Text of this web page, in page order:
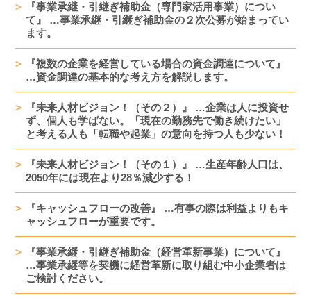
『事業承継・引継ぎ補助金（専門家活用事業）につい
て』 …事業承継・引継ぎ補助金の２次公募が始まってい
ます。
『複数の企業を経営している場合の資金調達について』
…資金調達の基本的な考え方を解説します。
『未来人材ビジョン！（その２）』 …企業は人に投資せ
ず、個人も学ばない。「現在の勤務先で働き続けたい」
と考える人も「転職や起業」の意向を持つ人も少ない！
『未来人材ビジョン！（その１）』 …生産年齢人口は、
2050年には現在より28％減少する！
『キャッシュフローの改善』 …有事の際は利益よりもキ
ャッシュフローが重要です。
『事業承継・引継ぎ補助金（経営革新事業）について』
…事業承継等を契機に経営革新に取り組む中小企業者は
ご検討ください。